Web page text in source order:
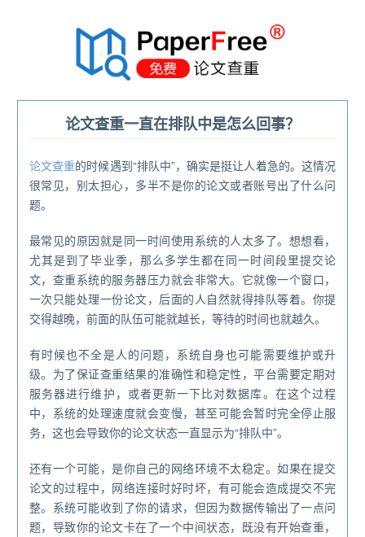
论文查重一直在排队中是怎么回事？
论文查重的时候遇到“排队中”，确实是挺让人着急的。这情况
很常见，别太担心，多半不是你的论文或者账号出了什么问
题。
最常见的原因就是同一时间使用系统的人太多了。想想看，
尤其是到了毕业季，那么多学生都在同一时间段里提交论
文，查重系统的服务器压力就会非常大。它就像一个窗口，
一次只能处理一份论文，后面的人自然就得排队等着。你提
交得越晚，前面的队伍可能就越长，等待的时间也就越久。
有时候也不全是人的问题，系统自身也可能需要维护或升
级。为了保证查重结果的准确性和稳定性，平台需要定期对
服务器进行维护，或者更新一下比对数据库。在这个过程
中，系统的处理速度就会变慢，甚至可能会暂时完全停止服
务，这也会导致你的论文状态一直显示为“排队中”。
还有一个可能，是你自己的网络环境不太稳定。如果在提交
论文的过程中，网络连接时好时坏，有可能会造成提交不完
整。系统可能收到了你的请求，但因为数据传输出了一点问
题，导致你的论文卡在了一个中间状态，既没有开始查重，